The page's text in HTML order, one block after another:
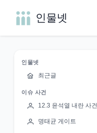
인물넷
인물넷
최근글
이슈 사건
12.3 윤석열 내란 사건
명태균 게이트